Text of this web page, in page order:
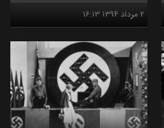
۲ مرداد ۱۳۹۴ ۱۶:۱۳